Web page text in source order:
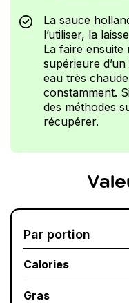
La sauce
l’utiliser, la
La faire
supérieure
eau très
constamment.
des méthodes
récupérer.
Par portion
Calories
Gras